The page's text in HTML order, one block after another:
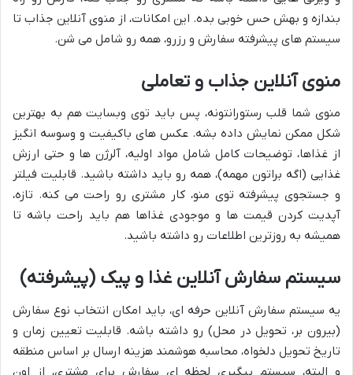
بندازه و بهش حس خوبی بده. این امکانات، از منوی آنلاین جذاب تا
سیستم های پیشرفته سفارش و رزرو، همه رو شامل می شن.
منوی آنلاین جذاب و تعاملی
منوی شما قلب رستورانتونه، پس باید توی وبسایت هم به بهترین
شکل ممکن نمایش داده بشه. عکس های باکیفیت و وسوسه انگیز
از غذاها، توضیحات کامل شامل مواد اولیه، آلرژن ها و حتی ارزش
غذایی (اگه براتون مهمه)، همه رو باید داشته باشید. قابلیت فیلتر
و جستجوی پیشرفته توی منو، کار مشتری رو راحت می کنه. تازه،
آپدیت کردن قیمت ها و موجودی غذاها هم باید راحت باشه تا
همیشه به روزترین اطلاعات رو داشته باشید.
سیستم سفارش آنلاین غذا و پیک (پیشرفته)
یه سیستم سفارش آنلاین حرفه ای، باید امکان انتخاب نوع سفارش
(بیرون بر، تحویل در محل) رو داشته باشه. قابلیت تعیین زمان و
تاریخ تحویل دلخواه، محاسبه هوشمند هزینه ارسال بر اساس منطقه
و البته، سیستم پیگیری لحظه ای سفارش برای مشتری، از اون